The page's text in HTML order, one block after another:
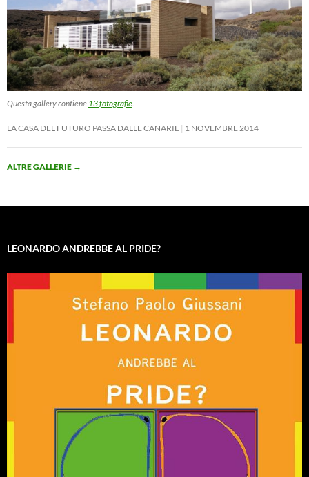
Questa gallery contiene 13 fotografie
LA CASA DEL FUTURO PASSA DALLE CANARIE 1 NOVEMBRE 2014
ALTRE GALLERIE →
LEONARDO ANDREBBE AL PRIDE?